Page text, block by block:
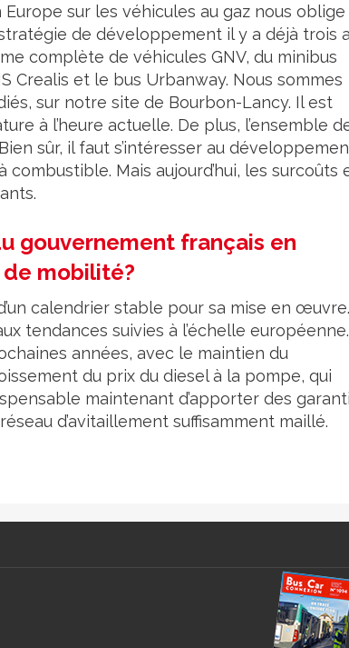
sur les véhicules au gaz nous oblige
de développement il y a déjà trois
complète de véhicules GNV, du minibus
Crealis et le bus Urbanway. Nous sommes
sur notre site de Bourbon-Lancy. Il est
à l’heure actuelle. De plus, l’ensemble
sûr, il faut s’intéresser au
Mais aujourd’hui, les surcoûts
gouvernement français en
mobilité?
calendrier stable pour sa mise en œuvre.
tendances suivies à l’échelle européenne.
années, avec le maintien du
du prix du diesel à la pompe, qui
maintenant d’apporter des
d’avitaillement suffisamment maillé.